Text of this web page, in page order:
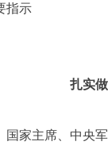
指示
扎实
主席、中央军